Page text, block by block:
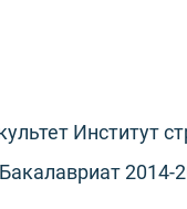
Институт
2014-